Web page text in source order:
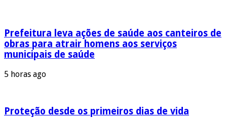
Prefeitura leva ações de saúde aos canteiros de
obras para atrair homens aos serviços
municipais de saúde
5 horas ago
Proteção desde os primeiros dias de vida